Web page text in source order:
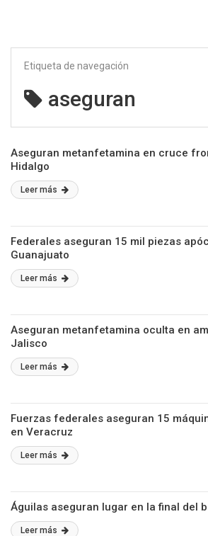
Etiqueta de navegación
aseguran
Aseguran metanfetamina en cruce
Hidalgo
Leer más
Federales aseguran 15 mil piezas
Guanajuato
Leer más
Aseguran metanfetamina oculta en
Jalisco
Leer más
Fuerzas federales aseguran 15
en Veracruz
Leer más
Águilas aseguran lugar en la final del
Leer más